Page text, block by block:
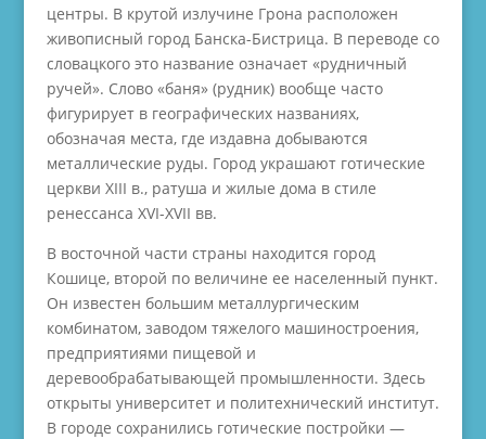
центры. В крутой излучине Грона расположен
живописный город Банска-Бистрица. В переводе со
словацкого это название означает «рудничный
ручей». Слово «баня» (рудник) вообще часто
фигурирует в географических названиях,
обозначая места, где издавна добываются
металлические руды. Город украшают готические
церкви XIII в., ратуша и жилые дома в стиле
ренессанса ХVI-XVII вв.
В восточной части страны находится город
Кошице, второй по величине ее населенный пункт.
Он известен большим металлургическим
комбинатом, заводом тяжелого машиностроения,
предприятиями пищевой и
деревообрабатывающей промышленности. Здесь
открыты университет и политехнический институт.
В городе сохранились готические постройки —